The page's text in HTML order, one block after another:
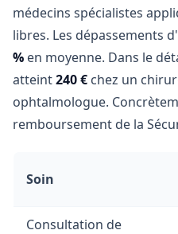
médecins spécialistes
libres. Les dépassements
% en moyenne. Dans le
atteint240 € chez un
ophtalmologue.
remboursement de la
Soin
Consultation de